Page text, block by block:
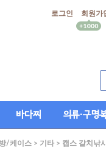
로그인 회원가
바다찌 의류·구명
/케이스 > 기타 > 캡스 갈치낚